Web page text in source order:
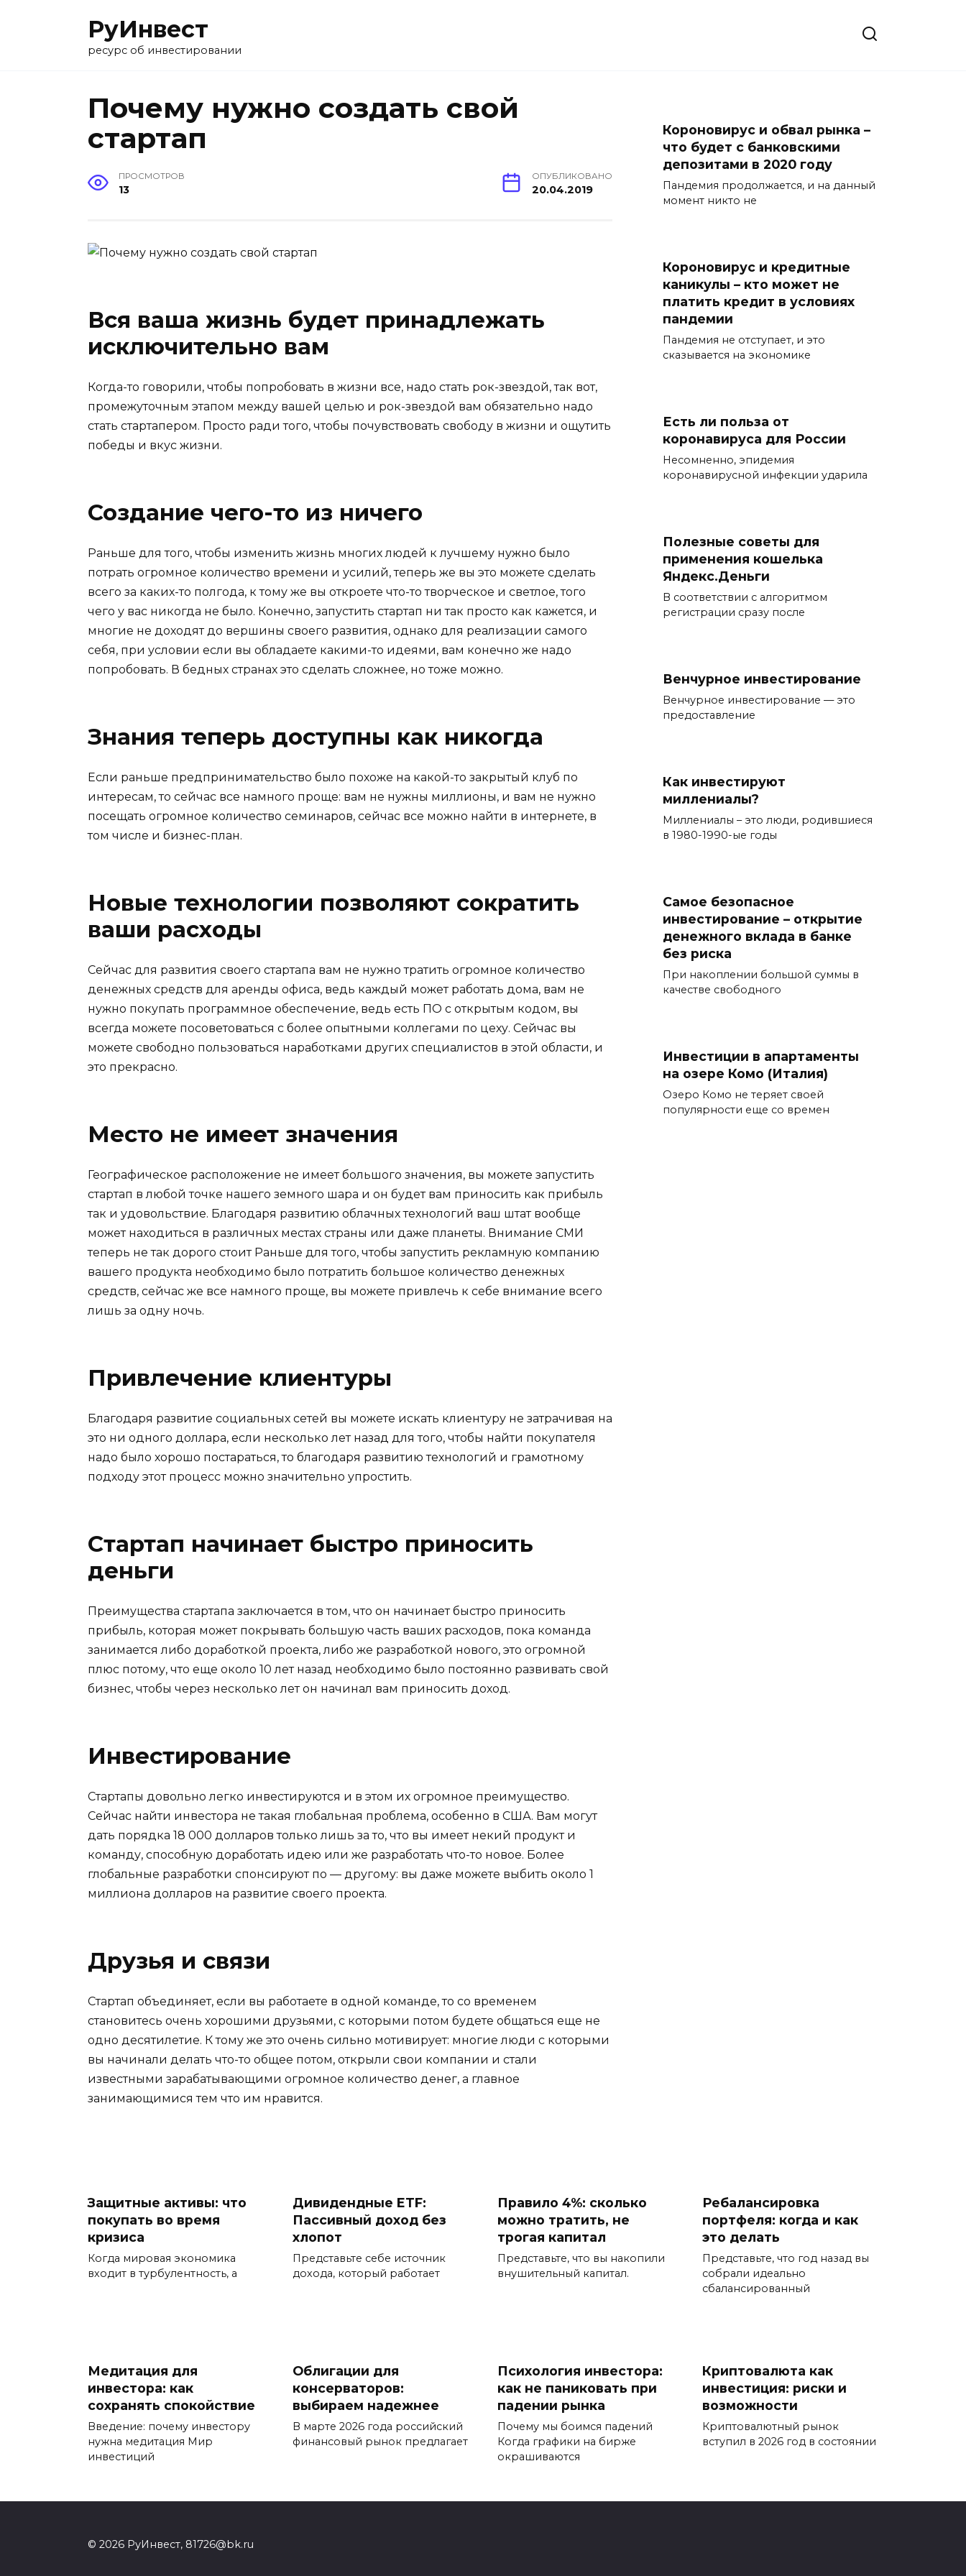
РуИнвест
ресурс об инвестировании
Почему нужно создать свой
стартап
ПРОСМОТРОВ
13
ОПУБЛИКОВАНО
20.04.2019
Вся ваша жизнь будет принадлежать
исключительно вам
Когда-то говорили, чтобы попробовать в жизни все, надо стать рок-звездой, так вот,
промежуточным этапом между вашей целью и рок-звездой вам обязательно надо
стать стартапером. Просто ради того, чтобы почувствовать свободу в жизни и ощутить
победы и вкус жизни.
Создание чего-то из ничего
Раньше для того, чтобы изменить жизнь многих людей к лучшему нужно было
потрать огромное количество времени и усилий, теперь же вы это можете сделать
всего за каких-то полгода, к тому же вы откроете что-то творческое и светлое, того
чего у вас никогда не было. Конечно, запустить стартап ни так просто как кажется, и
многие не доходят до вершины своего развития, однако для реализации самого
себя, при условии если вы обладаете какими-то идеями, вам конечно же надо
попробовать. В бедных странах это сделать сложнее, но тоже можно.
Знания теперь доступны как никогда
Если раньше предпринимательство было похоже на какой-то закрытый клуб по
интересам, то сейчас все намного проще: вам не нужны миллионы, и вам не нужно
посещать огромное количество семинаров, сейчас все можно найти в интернете, в
том числе и бизнес-план.
Новые технологии позволяют сократить
ваши расходы
Сейчас для развития своего стартапа вам не нужно тратить огромное количество
денежных средств для аренды офиса, ведь каждый может работать дома, вам не
нужно покупать программное обеспечение, ведь есть ПО с открытым кодом, вы
всегда можете посоветоваться с более опытными коллегами по цеху. Сейчас вы
можете свободно пользоваться наработками других специалистов в этой области, и
это прекрасно.
Место не имеет значения
Географическое расположение не имеет большого значения, вы можете запустить
стартап в любой точке нашего земного шара и он будет вам приносить как прибыль
так и удовольствие. Благодаря развитию облачных технологий ваш штат вообще
может находиться в различных местах страны или даже планеты. Внимание СМИ
теперь не так дорого стоит Раньше для того, чтобы запустить рекламную компанию
вашего продукта необходимо было потратить большое количество денежных
средств, сейчас же все намного проще, вы можете привлечь к себе внимание всего
лишь за одну ночь.
Привлечение клиентуры
Благодаря развитие социальных сетей вы можете искать клиентуру не затрачивая на
это ни одного доллара, если несколько лет назад для того, чтобы найти покупателя
надо было хорошо постараться, то благодаря развитию технологий и грамотному
подходу этот процесс можно значительно упростить.
Стартап начинает быстро приносить
деньги
Преимущества стартапа заключается в том, что он начинает быстро приносить
прибыль, которая может покрывать большую часть ваших расходов, пока команда
занимается либо доработкой проекта, либо же разработкой нового, это огромной
плюс потому, что еще около 10 лет назад необходимо было постоянно развивать свой
бизнес, чтобы через несколько лет он начинал вам приносить доход.
Инвестирование
Стартапы довольно легко инвестируются и в этом их огромное преимущество.
Сейчас найти инвестора не такая глобальная проблема, особенно в США. Вам могут
дать порядка 18 000 долларов только лишь за то, что вы имеет некий продукт и
команду, способную доработать идею или же разработать что-то новое. Более
глобальные разработки спонсируют по — другому: вы даже можете выбить около 1
миллиона долларов на развитие своего проекта.
Друзья и связи
Стартап объединяет, если вы работаете в одной команде, то со временем
становитесь очень хорошими друзьями, с которыми потом будете общаться еще не
одно десятилетие. К тому же это очень сильно мотивирует: многие люди с которыми
вы начинали делать что-то общее потом, открыли свои компании и стали
известными зарабатывающими огромное количество денег, а главное
занимающимися тем что им нравится.
Короновирус и обвал рынка –
что будет с банковскими
депозитами в 2020 году
Пандемия продолжается, и на данный
момент никто не
Короновирус и кредитные
каникулы – кто может не
платить кредит в условиях
пандемии
Пандемия не отступает, и это
сказывается на экономике
Есть ли польза от
коронавируса для России
Несомненно, эпидемия
коронавирусной инфекции ударила
Полезные советы для
применения кошелька
Яндекс.Деньги
В соответствии с алгоритмом
регистрации сразу после
Венчурное инвестирование
Венчурное инвестирование — это
предоставление
Как инвестируют
миллениалы?
Миллениалы – это люди, родившиеся
в 1980-1990-ые годы
Самое безопасное
инвестирование – открытие
денежного вклада в банке
без риска
При накоплении большой суммы в
качестве свободного
Инвестиции в апартаменты
на озере Комо (Италия)
Озеро Комо не теряет своей
популярности еще со времен
Защитные активы: что
покупать во время
кризиса
Когда мировая экономика
входит в турбулентность, а
Дивидендные ETF:
Пассивный доход без
хлопот
Представьте себе источник
дохода, который работает
Правило 4%: сколько
можно тратить, не
трогая капитал
Представьте, что вы накопили
внушительный капитал.
Ребалансировка
портфеля: когда и как
это делать
Представьте, что год назад вы
собрали идеально
сбалансированный
Медитация для
инвестора: как
сохранять спокойствие
Введение: почему инвестору
нужна медитация Мир
инвестиций
Облигации для
консерваторов:
выбираем надежнее
В марте 2026 года российский
финансовый рынок предлагает
Психология инвестора:
как не паниковать при
падении рынка
Почему мы боимся падений
Когда графики на бирже
окрашиваются
Криптовалюта как
инвестиция: риски и
возможности
Криптовалютный рынок
вступил в 2026 год в состоянии
© 2026 РуИнвест, 81726@bk.ru